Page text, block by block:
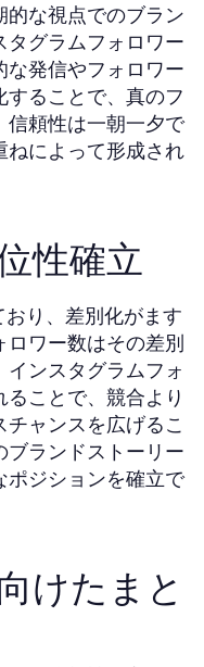
な視点でのブラン
タグラムフォロワー
発信やフォロワー
ることで、真のフ
信頼性は一朝一夕で
によって形成され
性確立
り、差別化がます
ロワー数はその差別
ンスタグラムフォ
ことで、競合より
ャンスを広げるこ
ブランドストーリー
ポジションを確立で
けたまと